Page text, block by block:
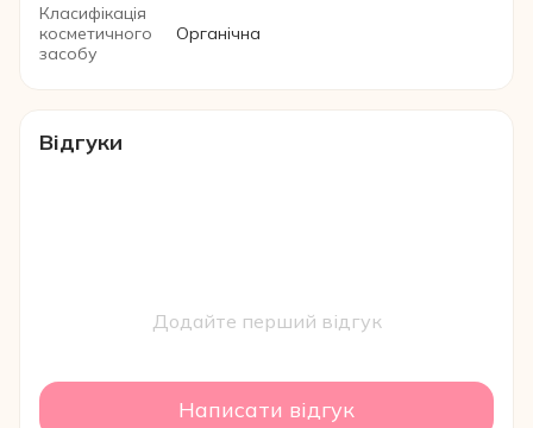
Класифікація
косметичного
засобу
Органічна
Відгуки
Додайте перший відгук
Написати відгук